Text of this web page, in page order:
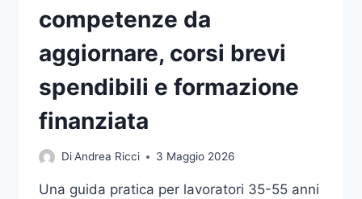
competenze da
aggiornare, corsi brevi
spendibili e formazione
finanziata
DiAndrea Ricci 3 Maggio 2026
Una guida pratica per lavoratori 35-55 anni